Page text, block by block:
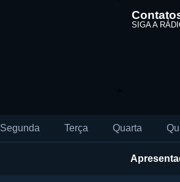
SIGA A
Segunda Terça Quarta